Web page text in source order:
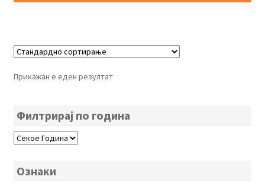
Прикажан е еден резултат
Филтрирај по година
Ознаки